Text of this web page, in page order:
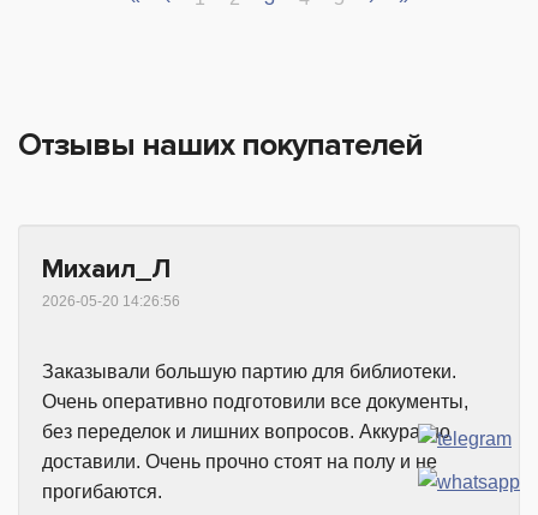
Отзывы наших покупателей
Михаил_Л
2026-05-20 14:26:56
Заказывали большую партию для библиотеки.
Очень оперативно подготовили все документы,
без переделок и лишних вопросов. Аккуратно
доставили. Очень прочно стоят на полу и не
прогибаются.